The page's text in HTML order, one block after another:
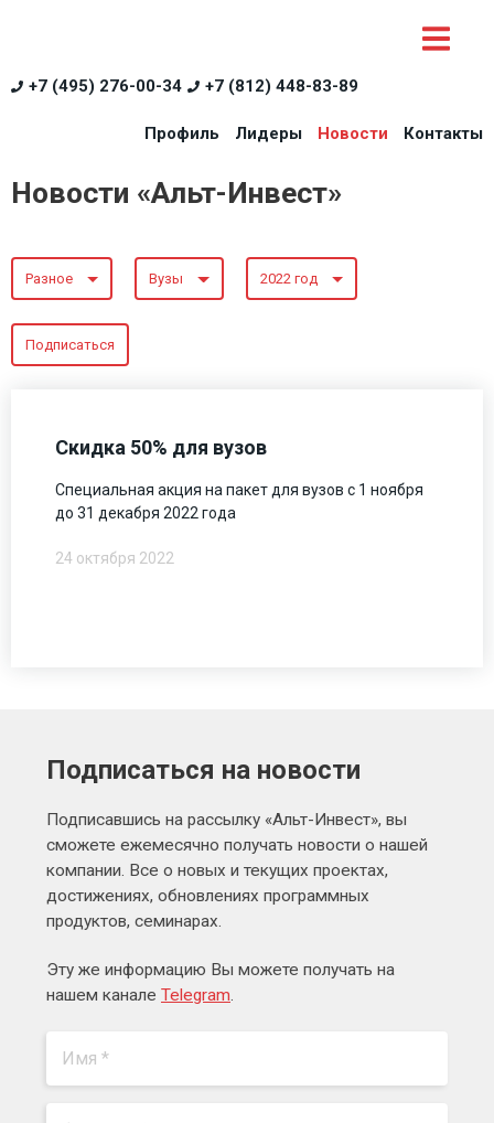
+7 (495) 276-00-34 +7 (812) 448-83-89
Профиль Лидеры Новости Контакты
Новости «Альт-Инвест»
Разное Вузы 2022 год
Подписаться
Скидка 50% для вузов
Специальная акция на пакет для вузов с 1 ноября
до 31 декабря 2022 года
24 октября 2022
Подписаться на новости
Подписавшись на рассылку «Альт-Инвест», вы
сможете ежемесячно получать новости о нашей
компании. Все о новых и текущих проектах,
достижениях, обновлениях программных
продуктов, семинарах.
Эту же информацию Вы можете получать на
нашем канале Telegram.